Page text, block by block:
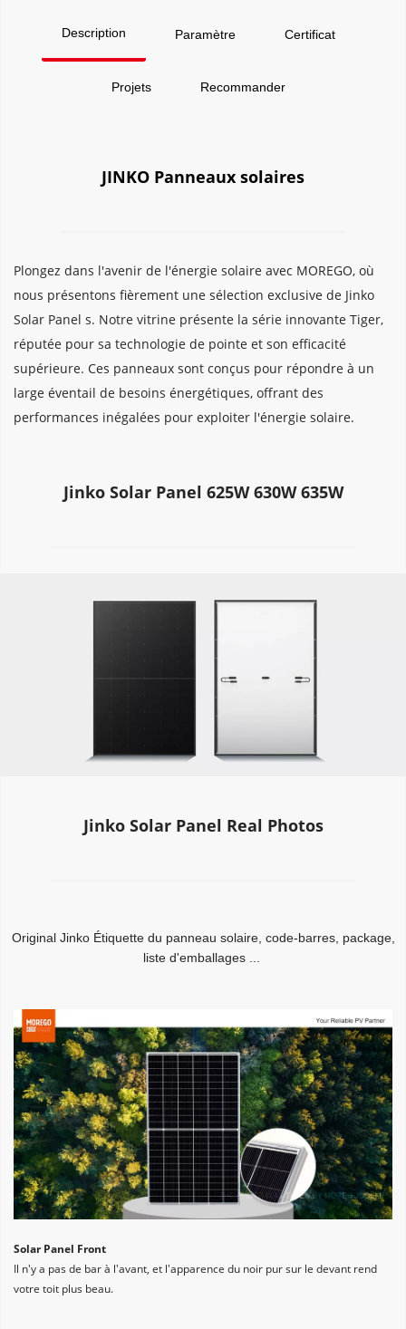
Description Paramètre Certificat
Projets Recommander
JINKO Panneaux solaires
Plongez dans l'avenir de l'énergie solaire avec MOREGO, où
nous présentons fièrement une sélection exclusive de Jinko
Solar Panel s. Notre vitrine présente la série innovante Tiger,
réputée pour sa technologie de pointe et son efficacité
supérieure. Ces panneaux sont conçus pour répondre à un
large éventail de besoins énergétiques, offrant des
performances inégalées pour exploiter l'énergie solaire.
Jinko Solar Panel 625W 630W 635W
Jinko Solar Panel Real Photos
Original Jinko Étiquette du panneau solaire, code-barres, package,
liste d'emballages ...
Solar Panel Front
Il n'y a pas de bar à l'avant, et l'apparence du noir pur sur le devant rend
votre toit plus beau.